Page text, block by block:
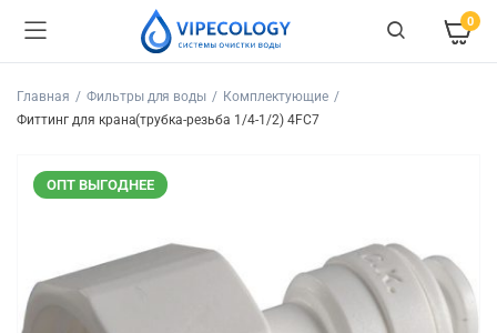
0
Главная Фильтры для воды
Комплектующие
Фиттинг для крана(трубка-резьба 1/4-1/2) 4FC7
ОПТ ВЫГОДНЕЕ